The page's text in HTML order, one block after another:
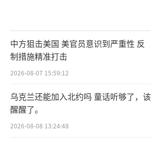
中方狙击美国 美官员意识到严重性 反
制措施精准打击
2026-08-07 15:59:12
乌克兰还能加入北约吗 童话听够了，该
醒醒了。
2026-08-08 13:24:48